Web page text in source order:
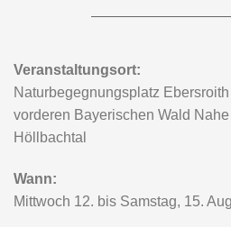
Elternbeiträge Camp:
285,00 € für gesamte Campzeit
65,00 € Tagessatz mit
60,00 € Tagessatz ohne
Zahlungsmodalitäten:
Bitte überweisen Sie sofort bei